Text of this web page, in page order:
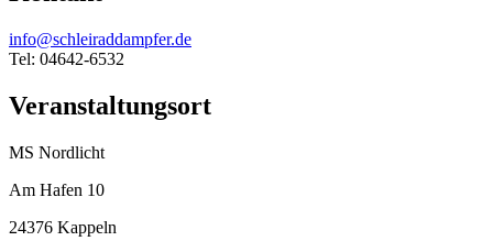
info@schleiraddampfer.de
Tel: 04642-6532
Veranstaltungsort
MS Nordlicht
Am Hafen 10
24376 Kappeln